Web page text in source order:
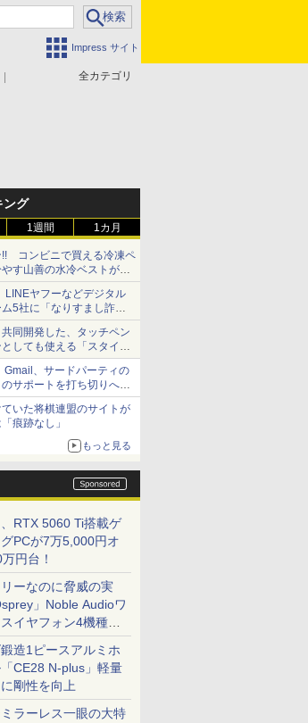
Impress サイト
全カテゴリ
ング
1週間 1カ月
!! コンビニで買える冷凍ペ
す山善の水冷ベストがロ
いい【ぼっち・ざ・ろー
時間でなにしてる？】
LINEヤフーなどデジタル
5社に「なりすまし詐欺
請 著名人の写真や映像を
の対策として
同開発した、タッチペン
しても使える「スタイラ
iPadにも紙にも、持ち替
Gmail、サードパーティの
のサポートを打ち切りへ
いた将棋連盟のサイトが
「痕跡なし」
もっと見る
RTX 5060 Ti搭載ゲ
PCが7万5,000円オ
円台！
ーなのに脅威の実
」Noble Audioワ
イヤフォン4機種を
く
造1ピースアルミホ
CE28 N-plus」軽量
剛性を向上
ラーレス一眼の大特